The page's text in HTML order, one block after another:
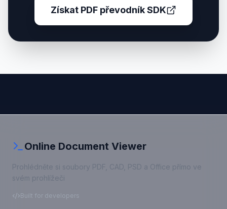
Získat PDF převodník SDK
Online Document Viewer
Prohlédněte si soubory PDF, CAD, PSD a Office přímo ve
svém prohlížeči
Built for developers